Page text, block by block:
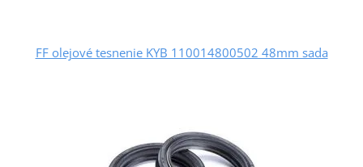
FF olejové tesnenie KYB 110014800502 48mm sada